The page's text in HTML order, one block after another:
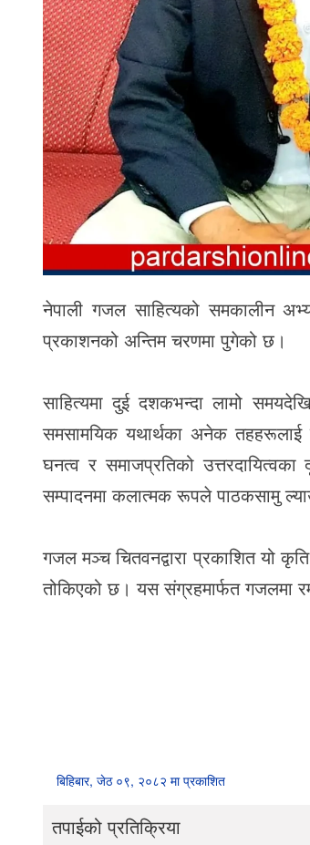
नेपाली गजल साहित्यको समकालीन
प्रकाशनको अन्तिम चरणमा पुगेको छ।
साहित्यमा दुई दशकभन्दा लामो
समसामयिक यथार्थका अनेक
घनत्व र समाजप्रतिको
सम्पादनमा कलात्मक रूपले पाठकसामु
गजल मञ्च चितवनद्वारा प्रकाशित यो
तोकिएको छ। यस संग्रहमार्फत गजलमा
बिहिबार, जेठ ०९, २०८२ मा प्रकाशित
तपाईको प्रतिक्रिया